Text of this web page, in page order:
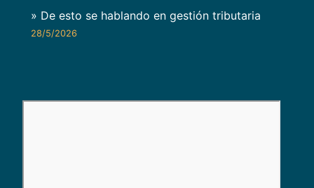
» De esto se hablando en gestión tributaria
28/5/2026